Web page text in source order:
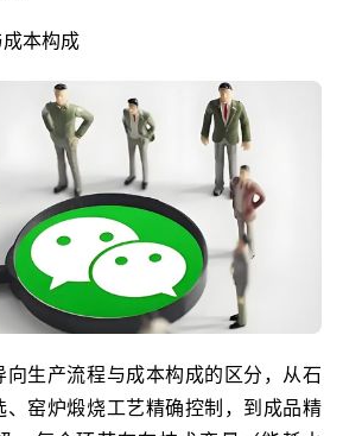
本构成
向生产流程与成本构成的区分，从石
、窑炉煅烧工艺精确控制，到成品精